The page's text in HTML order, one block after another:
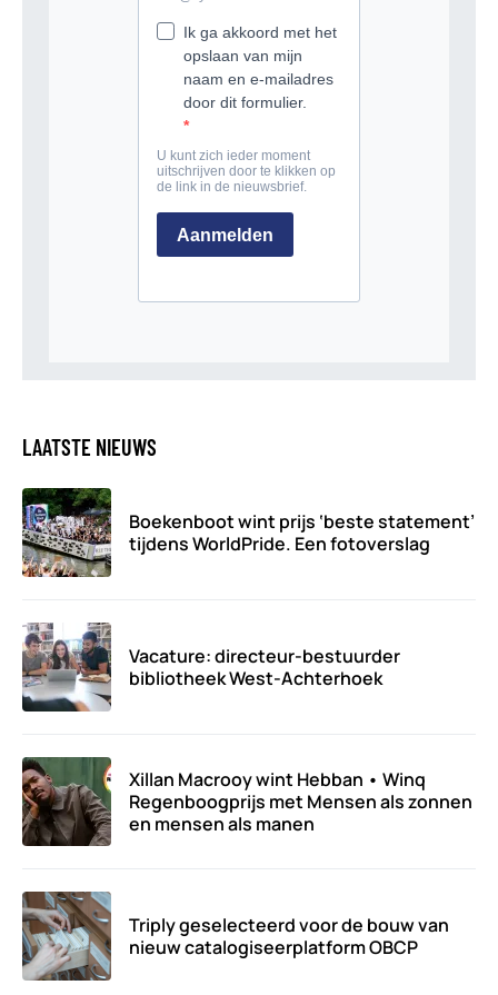
LAATSTE NIEUWS
Boekenboot wint prijs ‘beste statement’
tijdens WorldPride. Een fotoverslag
Vacature: directeur-bestuurder
bibliotheek West-Achterhoek
Xillan Macrooy wint Hebban • Winq
Regenboogprijs met Mensen als zonnen
en mensen als manen
Triply geselecteerd voor de bouw van
nieuw catalogiseerplatform OBCP